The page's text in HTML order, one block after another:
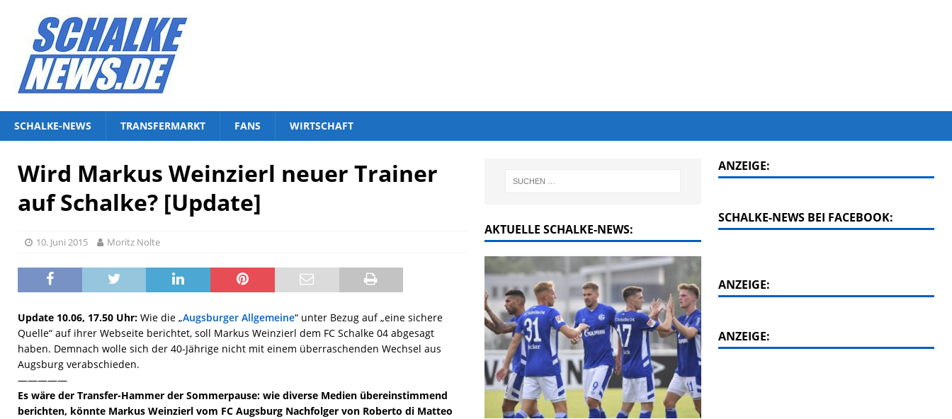
SCHALKE-NEWS TRANSFERMARKT FANS WIRTSCHAFT
Wird Markus Weinzierl neuer Trainer
auf Schalke? [Update]
10. Juni 2015 Moritz Nolte
Update 10.06, 17.50 Uhr: Wie die „Augsburger Allgemeine“ unter Bezug auf „eine sichere
Quelle“ auf ihrer Webseite berichtet, soll Markus Weinzierl dem FC Schalke 04 abgesagt
haben. Demnach wolle sich der 40-Jährige nicht mit einem überraschenden Wechsel aus
Augsburg verabschieden.
—————
Es wäre der Transfer-Hammer der Sommerpause: wie diverse Medien übereinstimmend
berichten, könnte Markus Weinzierl vom FC Augsburg Nachfolger von Roberto di Matteo
AKTUELLE SCHALKE-NEWS:
ANZEIGE:
SCHALKE-NEWS BEI FACEBOOK:
ANZEIGE:
ANZEIGE: